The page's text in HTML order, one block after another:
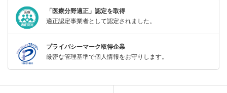
「医療分野適正」認定を取得
適正認定事業者として認定されました。
プライバシーマーク取得企業
厳密な管理基準で個人情報をお守りします。